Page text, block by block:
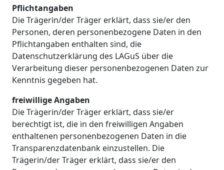
Pflichtangaben
Die Trägerin/der Träger erklärt, dass sie/er den
Personen, deren personenbezogene Daten in den
Pflichtangaben enthalten sind, die
Datenschutzerklärung des LAGuS über die
Verarbeitung dieser personenbezogenen Daten zur
Kenntnis gegeben hat.
freiwillige Angaben
Die Trägerin/der Träger erklärt, dass sie/er
berechtigt ist, die in den freiwilligen Angaben
enthaltenen personenbezogenen Daten in die
Transparenzdatenbank einzustellen. Die
Trägerin/der Träger erklärt, dass sie/er den